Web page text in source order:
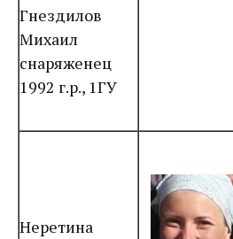
Гнездилов
Михаил
снаряженец
1992 г.р., 1ГУ
Неретина